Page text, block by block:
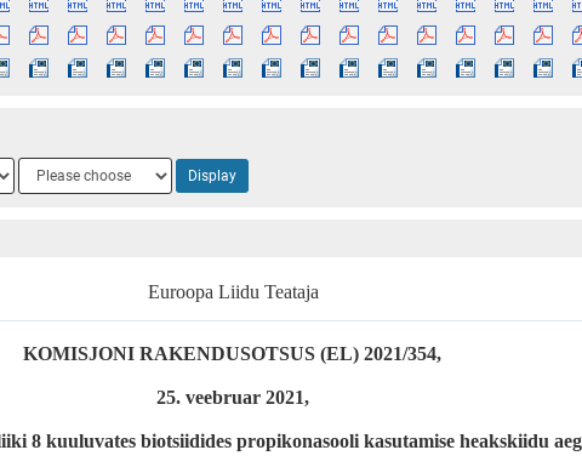
Language
3
Display
Euroopa Liidu Teataja
KOMISJONI RAKENDUSOTSUS (EL) 2021/354,
25. veebruar 2021,
8 kuuluvates biotsiidides propikonasooli kasutamise heakskiidu